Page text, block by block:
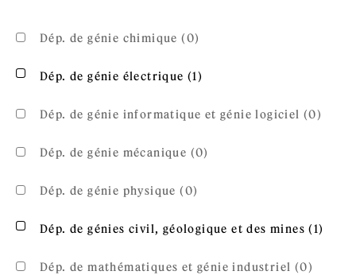
Dép. de génie chimique (0)
Apply Dép. de génie électrique filter
Dép. de génie électrique (1)
Dép. de génie informatique et génie logiciel (0)
Dép. de génie mécanique (0)
Dép. de génie physique (0)
Apply Dép. de génies civil, géologique et des mines
Dép. de génies civil, géologique et des mines (1)
Dép. de mathématiques et génie industriel (0)